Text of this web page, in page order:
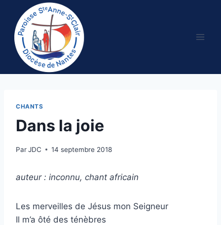
contenu
CHANTS
Dans la joie
ParJDC 14 septembre 2018
auteur : inconnu, chant africain
Les merveilles de Jésus mon Seigneur
Il m’a ôté des ténèbres